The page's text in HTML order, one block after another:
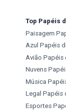
Top Papéis
Paisagem
Azul Papéis
Avião Papéis
Nuvens
Música
Legal Papéis
Esportes